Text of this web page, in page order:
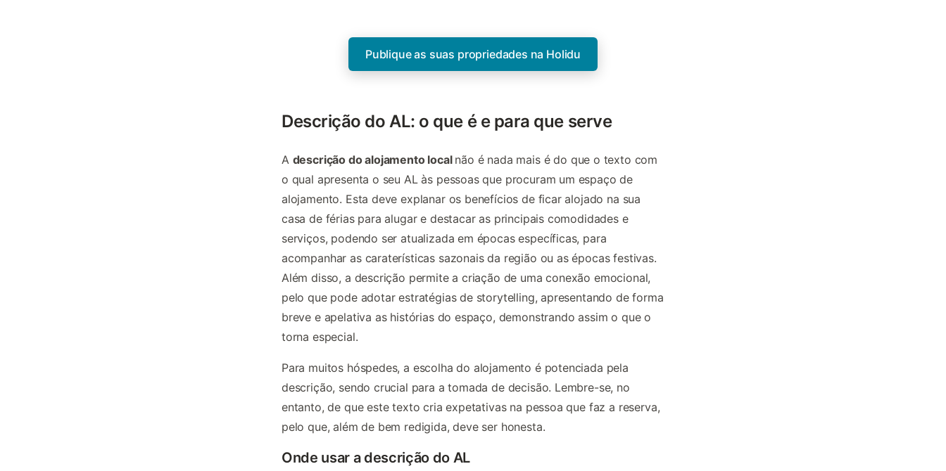
Publique as suas propriedades na Holidu
Descrição do AL: o que é e para que serve
A descrição do alojamento local não é nada mais é do que o texto com
o qual apresenta o seu AL às pessoas que procuram um espaço de
alojamento. Esta deve explanar os benefícios de ficar alojado na sua
casa de férias para alugar e destacar as principais comodidades e
serviços, podendo ser atualizada em épocas específicas, para
acompanhar as caraterísticas sazonais da região ou as épocas festivas.
Além disso, a descrição permite a criação de uma conexão emocional,
pelo que pode adotar estratégias de storytelling, apresentando de forma
breve e apelativa as histórias do espaço, demonstrando assim o que o
torna especial.
Para muitos hóspedes, a escolha do alojamento é potenciada pela
descrição, sendo crucial para a tomada de decisão. Lembre-se, no
entanto, de que este texto cria expetativas na pessoa que faz a reserva,
pelo que, além de bem redigida, deve ser honesta.
Onde usar a descrição do AL